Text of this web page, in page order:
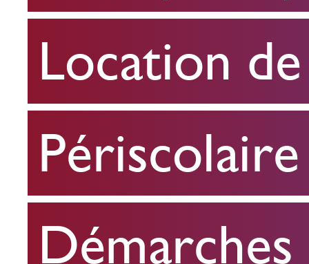
Location
de
salle
Périscolaire
Location
Périscolaire